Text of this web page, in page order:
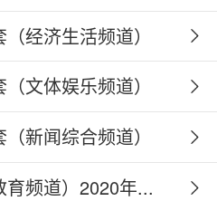
经济生活频道）
文体娱乐频道）
新闻综合频道）
频道）2020年...